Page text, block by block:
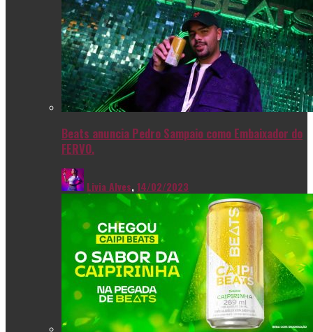
Beats anuncia Pedro Sampaio como Embaixador do
FERVO.
Livia Alves,14/02/2023